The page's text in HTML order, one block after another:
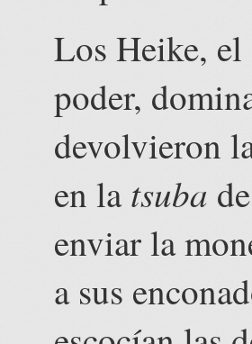
Los Heike, el
poder,
devolvieron
en latsuba
enviar la
a sus